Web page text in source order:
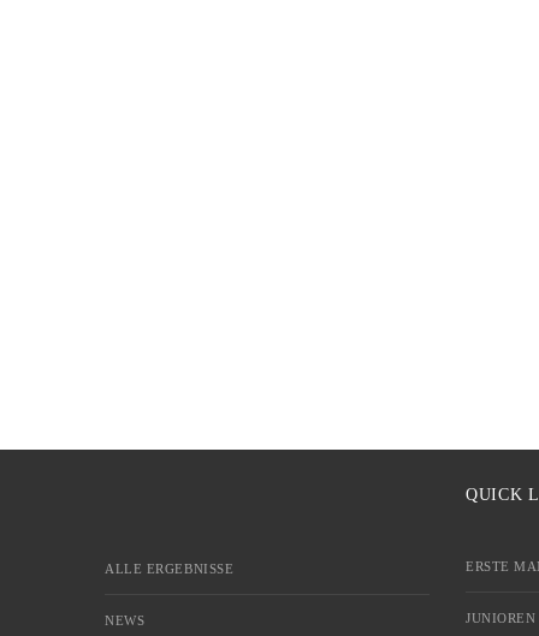
ALLE ERGEBNISSE
NEWS
QUICK
ERSTE